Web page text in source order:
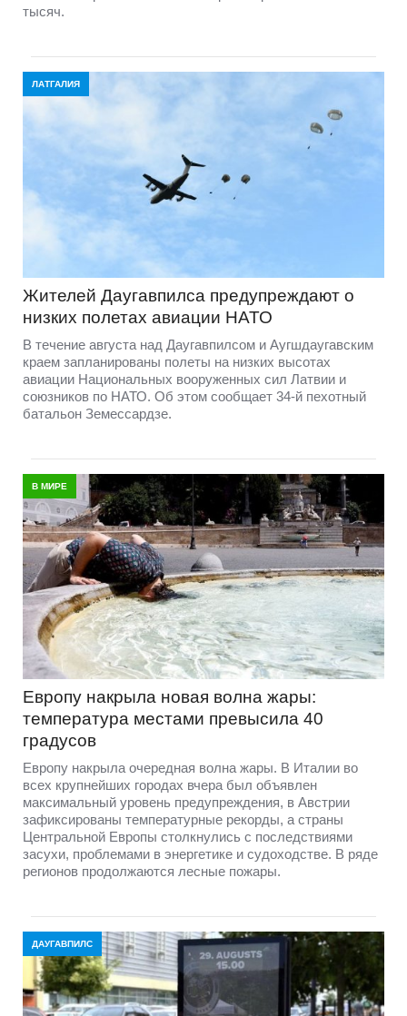
тысяч.
ЛАТГАЛИЯ
Жителей Даугавпилса предупреждают о
низких полетах авиации НАТО
В течение августа над Даугавпилсом и Аугшдаугавским
краем запланированы полеты на низких высотах
авиации Национальных вооруженных сил Латвии и
союзников по НАТО. Об этом сообщает 34-й пехотный
батальон Земессардзе.
В МИРЕ
Европу накрыла новая волна жары:
температура местами превысила 40
градусов
Европу накрыла очередная волна жары. В Италии во
всех крупнейших городах вчера был объявлен
максимальный уровень предупреждения, в Австрии
зафиксированы температурные рекорды, а страны
Центральной Европы столкнулись с последствиями
засухи, проблемами в энергетике и судоходстве. В ряде
регионов продолжаются лесные пожары.
ДАУГАВПИЛС